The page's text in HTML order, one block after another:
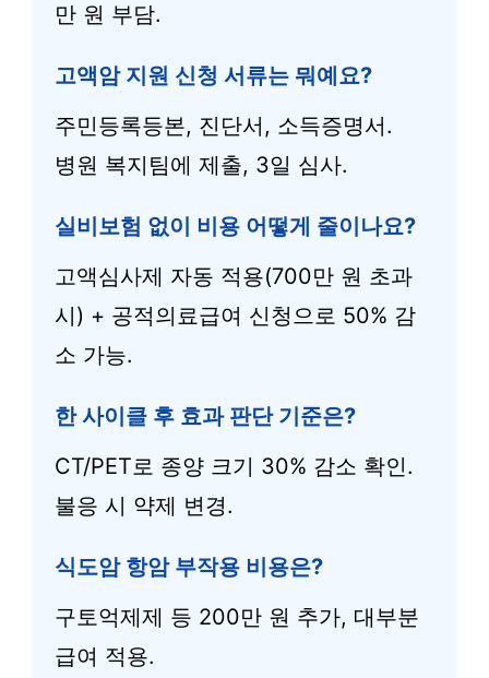
만 원 부담.
고액암 지원 신청 서류는 뭐예요?
주민등록등본, 진단서, 소득증명서.
병원 복지팀에 제출, 3일 심사.
실비보험 없이 비용 어떻게 줄이나요?
고액심사제 자동 적용(700만 원 초과
시) + 공적의료급여 신청으로 50% 감
소 가능.
한 사이클 후 효과 판단 기준은?
CT/PET로 종양 크기 30% 감소 확인.
불응 시 약제 변경.
식도암 항암 부작용 비용은?
구토억제제 등 200만 원 추가, 대부분
급여 적용.